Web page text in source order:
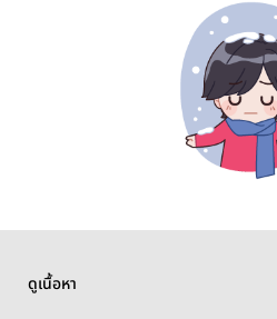
ดูเนื้อหา